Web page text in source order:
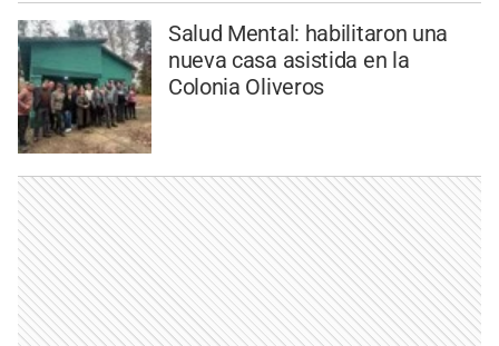
Salud Mental: habilitaron una
nueva casa asistida en la
Colonia Oliveros